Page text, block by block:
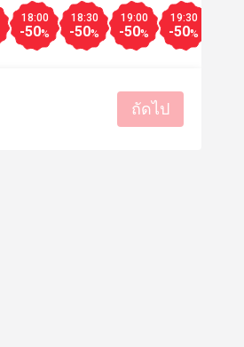
18:00
-50%
18:30
-50%
19:00
-50%
19:30
-50%
ถัดไป